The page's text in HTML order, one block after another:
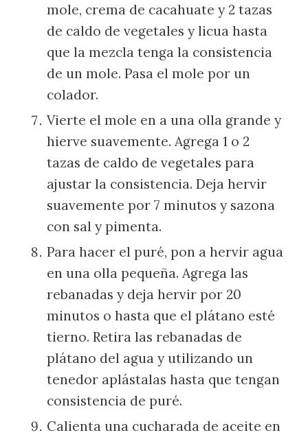
mole, crema de cacahuate y 2 tazas
de caldo de vegetales y licua hasta
que la mezcla tenga la consistencia
de un mole. Pasa el mole por un
colador.
Vierte el mole en a una olla grande y
hierve suavemente. Agrega 1 o 2
tazas de caldo de vegetales para
ajustar la consistencia. Deja hervir
suavemente por 7 minutos y sazona
con sal y pimenta.
Para hacer el puré, pon a hervir agua
en una olla pequeña. Agrega las
rebanadas y deja hervir por 20
minutos o hasta que el plátano esté
tierno. Retira las rebanadas de
plátano del agua y utilizando un
tenedor aplástalas hasta que tengan
consistencia de puré.
Calienta una cucharada de aceite en